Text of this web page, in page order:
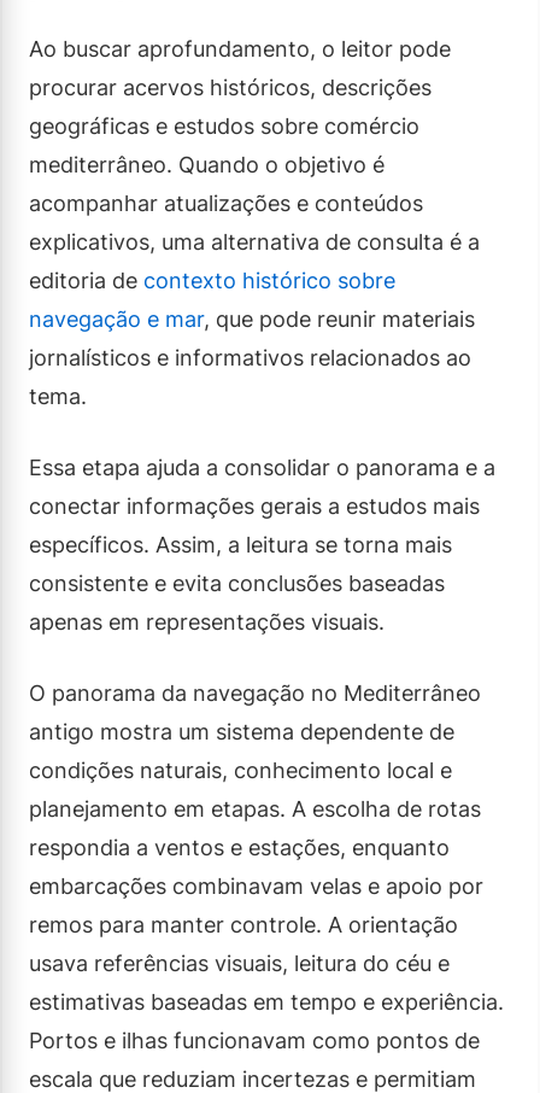
Ao buscar aprofundamento, o leitor pode
procurar acervos históricos, descrições
geográficas e estudos sobre comércio
mediterrâneo. Quando o objetivo é
acompanhar atualizações e conteúdos
explicativos, uma alternativa de consulta é a
editoria de contexto histórico sobre
navegação e mar, que pode reunir materiais
jornalísticos e informativos relacionados ao
tema.
Essa etapa ajuda a consolidar o panorama e a
conectar informações gerais a estudos mais
específicos. Assim, a leitura se torna mais
consistente e evita conclusões baseadas
apenas em representações visuais.
O panorama da navegação no Mediterrâneo
antigo mostra um sistema dependente de
condições naturais, conhecimento local e
planejamento em etapas. A escolha de rotas
respondia a ventos e estações, enquanto
embarcações combinavam velas e apoio por
remos para manter controle. A orientação
usava referências visuais, leitura do céu e
estimativas baseadas em tempo e experiência.
Portos e ilhas funcionavam como pontos de
escala que reduziam incertezas e permitiam